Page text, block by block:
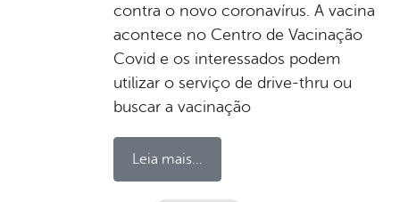
contra o novo coronavírus. A vacina
acontece no Centro de Vacinação
Covid e os interessados podem
utilizar o serviço de drive-thru ou
buscar a vacinação
Leia mais...